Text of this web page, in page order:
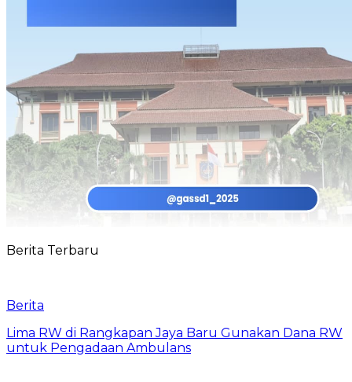
Berita Terbaru
Berita
Lima RW di Rangkapan Jaya Baru Gunakan Dana RW
untuk Pengadaan Ambulans